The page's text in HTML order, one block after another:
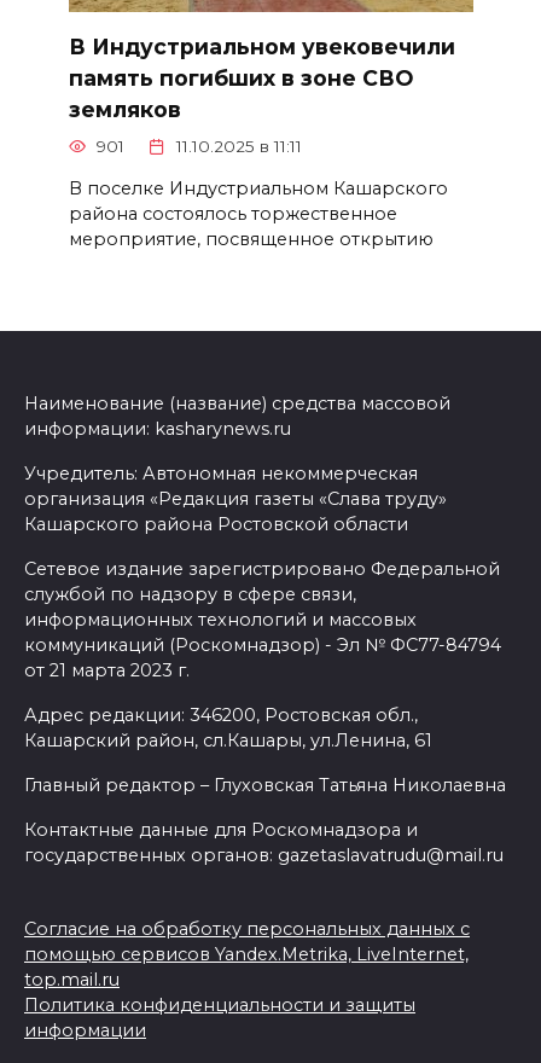
В Индустриальном увековечили
память погибших в зоне СВО
земляков
901 11.10.2025 в 11:11
В поселке Индустриальном Кашарского
района состоялось торжественное
мероприятие, посвященное открытию
Наименование (название) средства массовой
информации: kasharynews.ru
Учредитель: Автономная некоммерческая
организация «Редакция газеты «Слава труду»
Кашарского района Ростовской области
Сетевое издание зарегистрировано Федеральной
службой по надзору в сфере связи,
информационных технологий и массовых
коммуникаций (Роскомнадзор) - Эл № ФС77-84794
от 21 марта 2023 г.
Адрес редакции: 346200, Ростовская обл.,
Кашарский район, сл.Кашары, ул.Ленина, 61
Главный редактор – Глуховская Татьяна Николаевна
Контактные данные для Роскомнадзора и
государственных органов: gazetaslavatrudu@mail.ru
Согласие на обработку персональных данных с
помощью сервисов Yandex.Metrika, LiveInternet,
top.mail.ru
Политика конфиденциальности и защиты
информации